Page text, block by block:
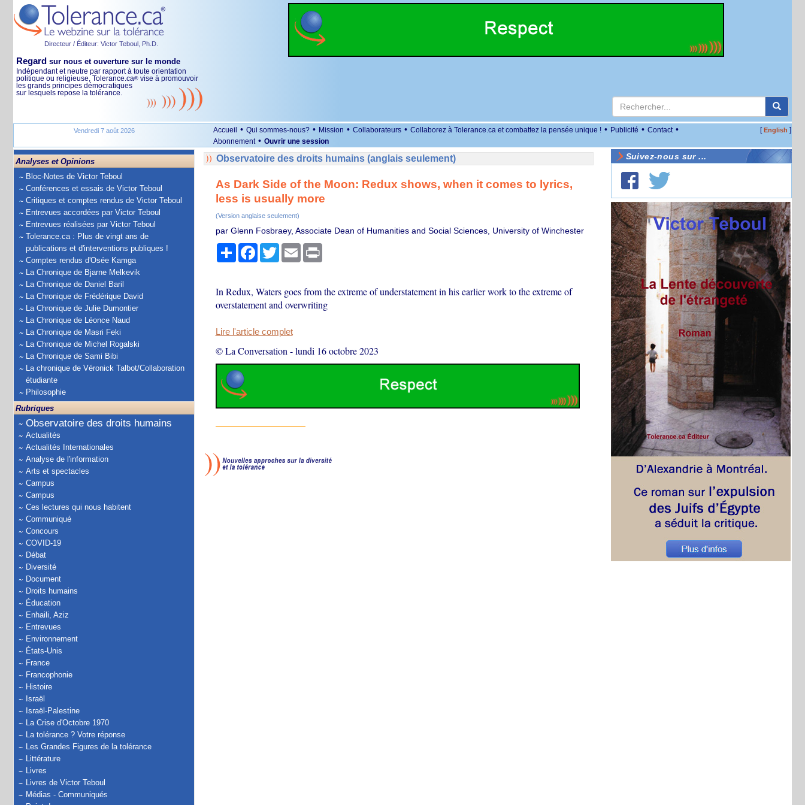
Directeur / Éditeur: Victor Teboul, Ph.D.
Regard sur nous et ouverture sur le monde
Indépendant et neutre par rapport à toute orientation
politique ou religieuse, Tolerance.ca® vise à promouvoir
les grands principes démocratiques
sur lesquels repose la tolérance.
Vendredi 7 août 2026 Accueil • Qui sommes-nous? • Mission • Collaborateurs • Collaborez à Tolerance.ca et combattez la pensée unique ! • Publicité • Contact •
Abonnement • Ouvrir une session
[English ]
Analyses et Opinions
Bloc-Notes de Victor Teboul
Conférences et essais de Victor Teboul
Critiques et comptes rendus de Victor Teboul
Entrevues accordées par Victor Teboul
Entrevues réalisées par Victor Teboul
Tolerance.ca : Plus de vingt ans de
publications et d'interventions publiques !
Comptes rendus d'Osée Kamga
La Chronique de Bjarne Melkevik
La Chronique de Daniel Baril
La Chronique de Frédérique David
La Chronique de Julie Dumontier
La Chronique de Léonce Naud
La Chronique de Masri Feki
La Chronique de Michel Rogalski
La Chronique de Sami Bibi
La chronique de Véronick Talbot/Collaboration
étudiante
Philosophie
Rubriques
Observatoire des droits humains
Actualités
Actualités Internationales
Analyse de l'information
Arts et spectacles
Campus
Campus
Ces lectures qui nous habitent
Communiqué
Concours
COVID-19
Débat
Diversité
Document
Droits humains
Éducation
Enhaili, Aziz
Entrevues
Environnement
États-Unis
France
Francophonie
Histoire
Israël
Israël-Palestine
La Crise d'Octobre 1970
La tolérance ? Votre réponse
Les Grandes Figures de la tolérance
Littérature
Livres
Livres de Victor Teboul
Médias - Communiqués
Observatoire des droits humains (anglais seulement)
As Dark Side of the Moon: Redux shows, when it comes to lyrics,
less is usually more
(Version anglaise seulement)
par Glenn Fosbraey, Associate Dean of Humanities and Social Sciences, University of Winchester
PartagerFacebook
TwitterEmail Print
In Redux, Waters goes from the extreme of understatement in his earlier work to the extreme of
overstatement and overwriting
Lire l'article complet
© La Conversation -lundi 16 octobre 2023
Suivez-nous sur ...